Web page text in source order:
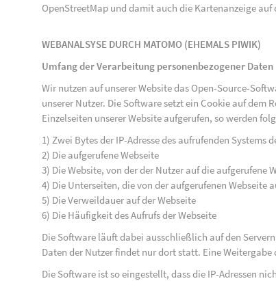
OpenStreetMap und damit auch die Kartenanzeige
WEBANALSYSE DURCH MATOMO (EHEMALS PIWIK)
Umfang der Verarbeitung personenbezogener Daten
Wir nutzen auf unserer Website das Open-Source-
unserer Nutzer. Die Software setzt ein Cookie auf dem
Einzelseiten unserer Website aufgerufen, so werden
1) Zwei Bytes der IP-Adresse des aufrufenden Systems
2) Die aufgerufene Webseite
3) Die Website, von der der Nutzer auf die aufgerufene
4) Die Unterseiten, die von der aufgerufenen Webseite
5) Die Verweildauer auf der Webseite
6) Die Häufigkeit des Aufrufs der Webseite
Die Software läuft dabei ausschließlich auf den
Daten der Nutzer findet nur dort statt. Eine
Die Software ist so eingestellt, dass die IP-Adressen